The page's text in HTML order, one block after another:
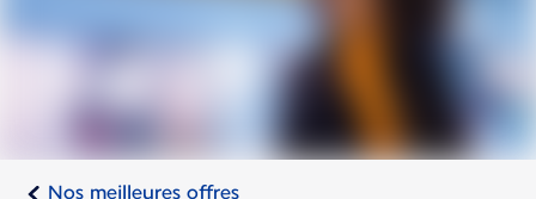
Nos meilleures offres